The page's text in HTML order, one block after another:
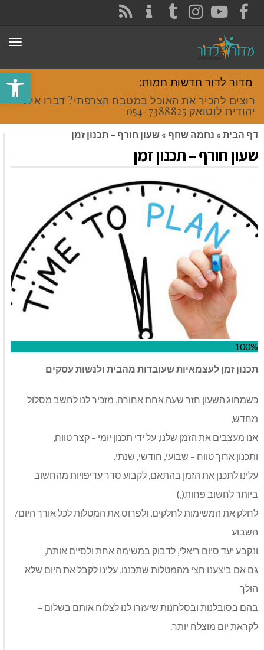
פתח
FACEBOOK
YOUTUBE
INSTAGRAM
TUMBLR
מדור לדור חדשות חמות:
רוצים להכיר את האוכל במטבח הצרפתי? דברו איתי
יהודית לוטואק 054-7388825.
דף הבית » נחמה שחף » שעון חורף – תכנון זמן
שעון חורף – תכנון זמן
100%
תכנון זמן לעצמאיות שעובדות מהבית ולנשות עסקים
כשמחוג השעון חזר שעה אחת אחורה, מזכיר לנו לחשב מסלול
מחדש,
אנו מעצבים את הזמן שלנו, על ידי תכנון יומי – קצר טווח,
ותכנון ארוך טווח – שבועי, חודשי, שנתי.
עלינו לתכנן את הזמן בהתאם, לקבוע סדר עדיפויות מהחשוב
ביותר לחשוב פחות(,)
לחלק את המשימות לחלקים, ולפרוס את המטלות לכל אורך היום/
השבוע
ונקבע יעד סיום ריאלי, לדבוק במשימה אחת ולסיים אותה,
גם אם ביצענו חצי מהמטלות שתכננו, עלינו לקבל את היום שלא
הולך
בהם בסובלנות ובסלחנות שיעזרו לנו לצלוח אותם בשלום –
לקראת יום מוצלח יותר.